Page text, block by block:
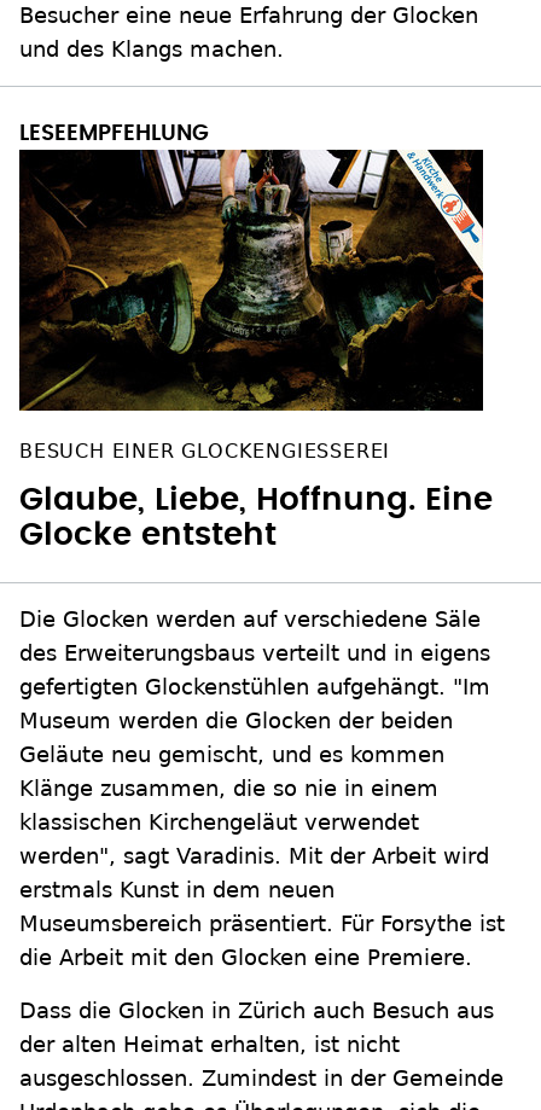
Besucher eine neue Erfahrung der Glocken
und des Klangs machen.
BESUCH EINER GLOCKENGIESSEREI
Glaube, Liebe, Hoffnung. Eine
Glocke entsteht
Die Glocken werden auf verschiedene Säle
des Erweiterungsbaus verteilt und in eigens
gefertigten Glockenstühlen aufgehängt. "Im
Museum werden die Glocken der beiden
Geläute neu gemischt, und es kommen
Klänge zusammen, die so nie in einem
klassischen Kirchengeläut verwendet
werden", sagt Varadinis. Mit der Arbeit wird
erstmals Kunst in dem neuen
Museumsbereich präsentiert. Für Forsythe ist
die Arbeit mit den Glocken eine Premiere.
Dass die Glocken in Zürich auch Besuch aus
der alten Heimat erhalten, ist nicht
ausgeschlossen. Zumindest in der Gemeinde